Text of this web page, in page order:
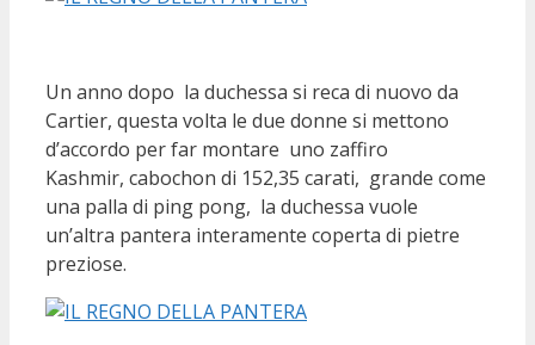
Un anno dopo la duchessa si reca di nuovo da
Cartier, questa volta le due donne si mettono
d’accordo per far montare uno zaffiro
Kashmir, cabochon di 152,35 carati, grande come
una palla di ping pong, la duchessa vuole
un’altra pantera interamente coperta di pietre
preziose.